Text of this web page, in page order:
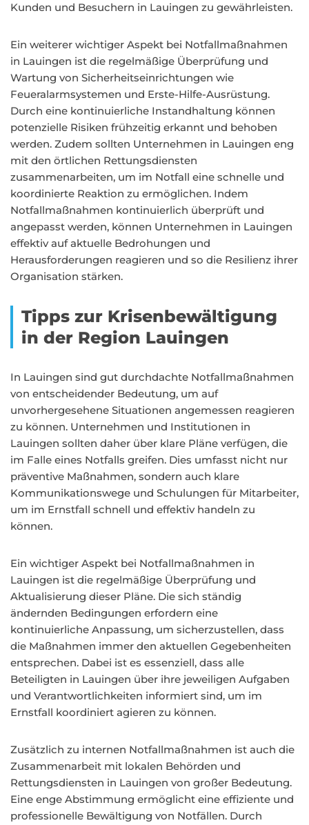
Kunden und Besuchern in Lauingen zu gewährleisten.
Ein weiterer wichtiger Aspekt bei Notfallmaßnahmen
in Lauingen ist die regelmäßige Überprüfung und
Wartung von Sicherheitseinrichtungen wie
Feueralarmsystemen und Erste-Hilfe-Ausrüstung.
Durch eine kontinuierliche Instandhaltung können
potenzielle Risiken frühzeitig erkannt und behoben
werden. Zudem sollten Unternehmen in Lauingen eng
mit den örtlichen Rettungsdiensten
zusammenarbeiten, um im Notfall eine schnelle und
koordinierte Reaktion zu ermöglichen. Indem
Notfallmaßnahmen kontinuierlich überprüft und
angepasst werden, können Unternehmen in Lauingen
effektiv auf aktuelle Bedrohungen und
Herausforderungen reagieren und so die Resilienz ihrer
Organisation stärken.
Tipps zur Krisenbewältigung
in der Region Lauingen
In Lauingen sind gut durchdachte Notfallmaßnahmen
von entscheidender Bedeutung, um auf
unvorhergesehene Situationen angemessen reagieren
zu können. Unternehmen und Institutionen in
Lauingen sollten daher über klare Pläne verfügen, die
im Falle eines Notfalls greifen. Dies umfasst nicht nur
präventive Maßnahmen, sondern auch klare
Kommunikationswege und Schulungen für Mitarbeiter,
um im Ernstfall schnell und effektiv handeln zu
können.
Ein wichtiger Aspekt bei Notfallmaßnahmen in
Lauingen ist die regelmäßige Überprüfung und
Aktualisierung dieser Pläne. Die sich ständig
ändernden Bedingungen erfordern eine
kontinuierliche Anpassung, um sicherzustellen, dass
die Maßnahmen immer den aktuellen Gegebenheiten
entsprechen. Dabei ist es essenziell, dass alle
Beteiligten in Lauingen über ihre jeweiligen Aufgaben
und Verantwortlichkeiten informiert sind, um im
Ernstfall koordiniert agieren zu können.
Zusätzlich zu internen Notfallmaßnahmen ist auch die
Zusammenarbeit mit lokalen Behörden und
Rettungsdiensten in Lauingen von großer Bedeutung.
Eine enge Abstimmung ermöglicht eine effiziente und
professionelle Bewältigung von Notfällen. Durch